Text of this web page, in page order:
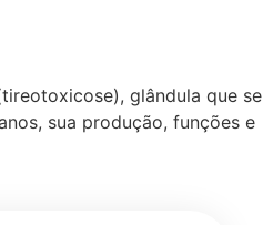
glândula que se
sua produção, funções e